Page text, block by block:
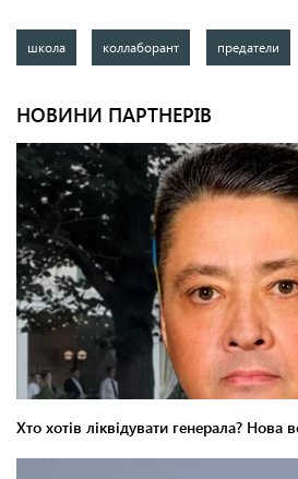
школа коллаборант предатели